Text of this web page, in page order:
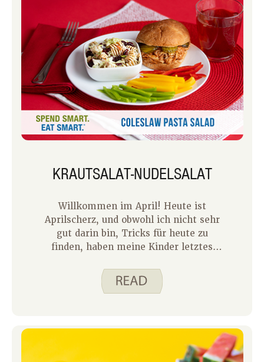
KRAUTSALAT-NUDELSALAT
Willkommen im April! Heute ist
Aprilscherz, und obwohl ich nicht sehr
gut darin bin, Tricks für heute zu
finden, haben meine Kinder letztes
Vater gespielt. Sie machten ihm ein
großes Glas Saft, nur dass es kein Saft
der Saft im Glas stecken. Das hat nicht
wirklich etwas mit unserem April-
Rezept des Monats, dem Krautsalat-